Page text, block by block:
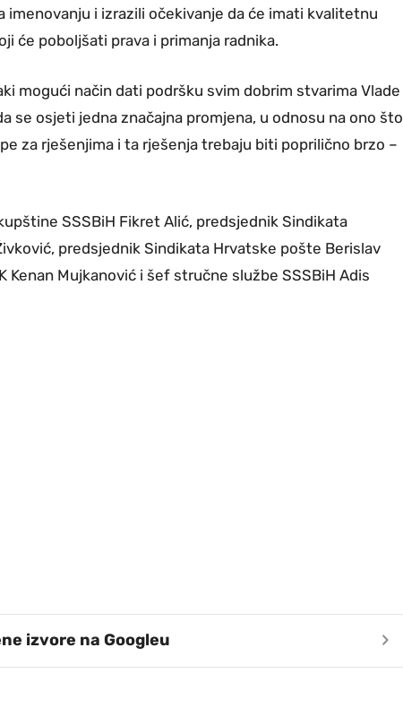
i izrazili očekivanje da će imati kvalitetnu
će poboljšati prava i primanja radnika.
mogući način dati podršku svim dobrim stvarima Vlade
se osjeti jedna značajna promjena, u odnosu na ono što
za rješenjima i ta rješenja trebaju biti poprilično brzo –
SSSBiH Fikret Alić, predsjednik Sindikata
predsjednik Sindikata Hrvatske pošte Berislav
Kenan Mujkanović i šef stručne službe SSSBiH Adis
izvore na Googleu ›